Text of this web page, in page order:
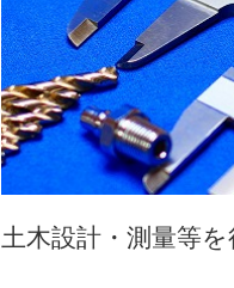
土木設計・測量等を